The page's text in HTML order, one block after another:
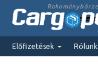
Rakománybörze
Előfizetések Rólunk